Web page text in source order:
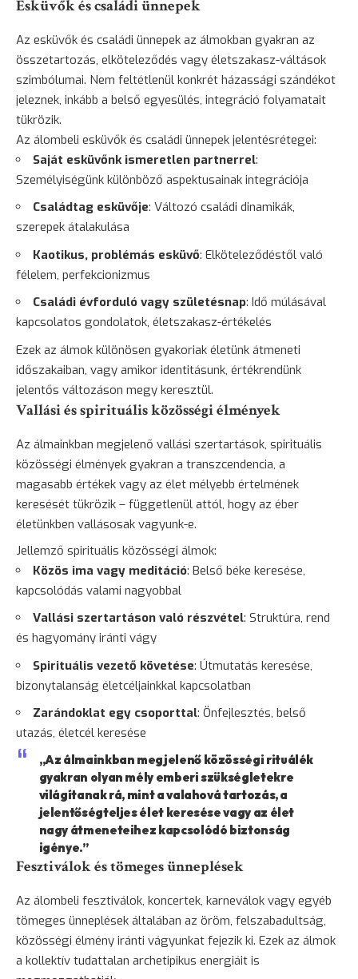
Esküvők és családi ünnepek
Az esküvők és családi ünnepek az álmokban gyakran az
összetartozás, elköteleződés vagy életszakasz-váltások
szimbólumai. Nem feltétlenül konkrét házassági szándékot
jeleznek, inkább a belső egyesülés, integráció folyamatait
tükrözik.
Az álombeli esküvők és családi ünnepek jelentésrétegei:
Saját esküvőnk ismeretlen partnerrel:
Személyiségünk különböző aspektusainak integrációja
Családtag esküvője: Változó családi dinamikák,
szerepek átalakulása
Kaotikus, problémás esküvő: Elköteleződéstől való
félelem, perfekcionizmus
Családi évforduló vagy születésnap: Idő múlásával
kapcsolatos gondolatok, életszakasz-értékelés
Ezek az álmok különösen gyakoriak életünk átmeneti
időszakaiban, vagy amikor identitásunk, értékrendünk
jelentős változáson megy keresztül.
Vallási és spirituális közösségi élmények
Az álmainkban megjelenő vallási szertartások, spirituális
közösségi élmények gyakran a transzcendencia, a
magasabb értékek vagy az élet mélyebb értelmének
keresését tükrözik – függetlenül attól, hogy az éber
életünkben vallásosak vagyunk-e.
Jellemző spirituális közösségi álmok:
Közös ima vagy meditáció: Belső béke keresése,
kapcsolódás valami nagyobbal
Vallási szertartáson való részvétel: Struktúra, rend
és hagyomány iránti vágy
Spirituális vezető követése: Útmutatás keresése,
bizonytalanság életcéljainkkal kapcsolatban
Zarándoklat egy csoporttal: Önfejlesztés, belső
utazás, életcél keresése
„Az álmainkban megjelenő közösségi rituálék
gyakran olyan mély emberi szükségletekre
világítanak rá, mint a valahová tartozás, a
jelentőségteljes élet keresése vagy az élet
nagy átmeneteihez kapcsolódó biztonság
igénye.”
Fesztiválok és tömeges ünneplések
Az álombeli fesztiválok, koncertek, karneválok vagy egyéb
tömeges ünneplések általában az öröm, felszabadultság,
közösségi élmény iránti vágyunkat fejezik ki. Ezek az álmok
a kollektív tudattalan archetipikus energiáit is